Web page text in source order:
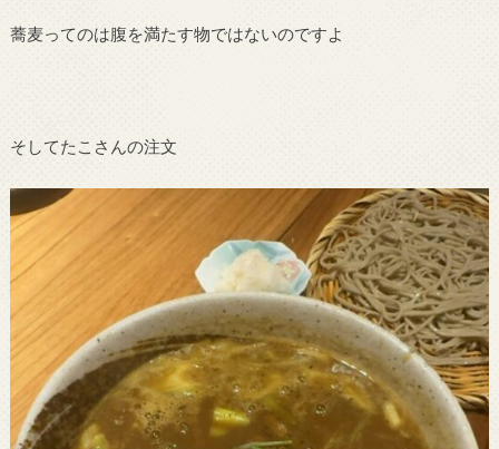
蕎麦ってのは腹を満たす物ではないのですよ
そしてたこさんの注文